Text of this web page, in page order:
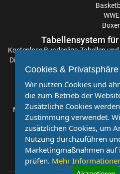
Transfergerüchte
Energie
Cottbus
Transfergerüchte
FC
WWE
Tabellensystem
KostenloseBundesliga-Tabellenund
Die Aktualisierung der Ergebnisse
Sie stets auf dem Laufenden
Möchten Sie, dass auch Ihr
sind Sie bei uns genau richtig.
kostenlose Kooperation.
Sportnachrichten und
Cookies & Privatsphäre
Wir nutzen Cookies und
die zum Betrieb der
Zusätzliche Cookies
Zustimmung verwendet.
zusätzlichen Cookies, um
Nutzung durchzuführen
Marketingmaßnahmen auf
prüfen. Mehr